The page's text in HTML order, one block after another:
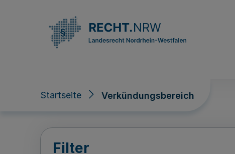
Startseite Verkündungsbereich
Verkündungsbereich
Filter